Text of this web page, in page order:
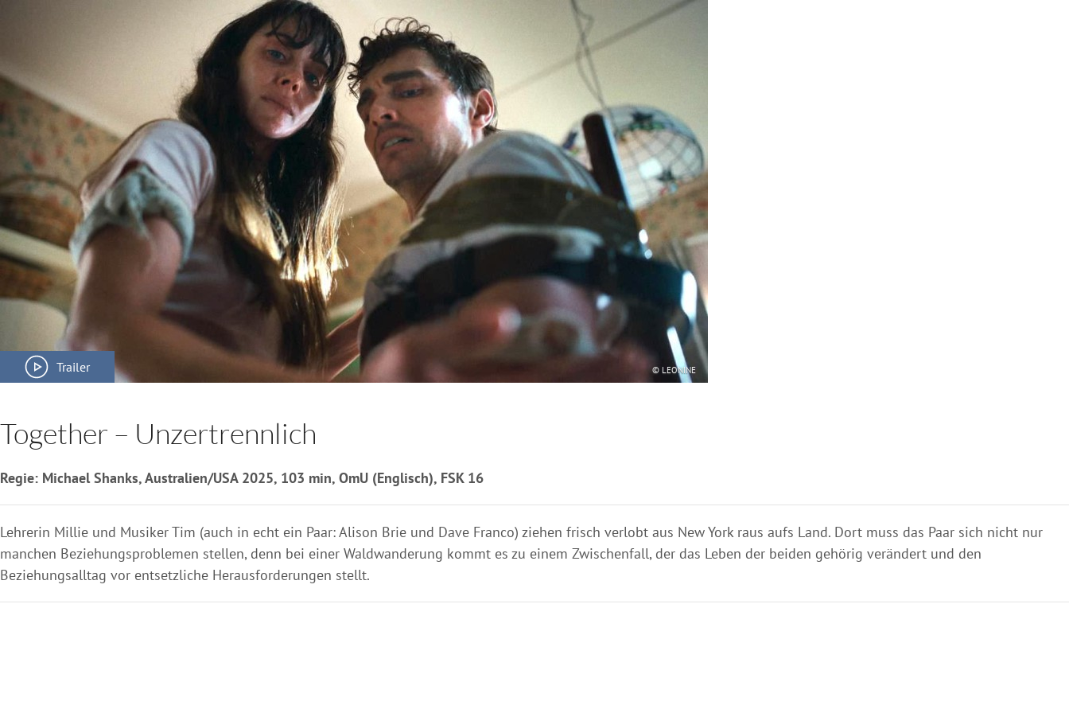
Trailer © LEONINE
Together – Unzertrennlich
Regie: Michael Shanks, Australien/USA 2025, 103 min, OmU (Englisch), FSK 16
Lehrerin Millie und Musiker Tim (auch in echt ein Paar: Alison Brie und Dave Franco) ziehen frisch verlobt aus New York raus aufs Land. Dort muss das Paar sich nicht nur
manchen Beziehungsproblemen stellen, denn bei einer Waldwanderung kommt es zu einem Zwischenfall, der das Leben der beiden gehörig verändert und den
Beziehungsalltag vor entsetzliche Herausforderungen stellt.